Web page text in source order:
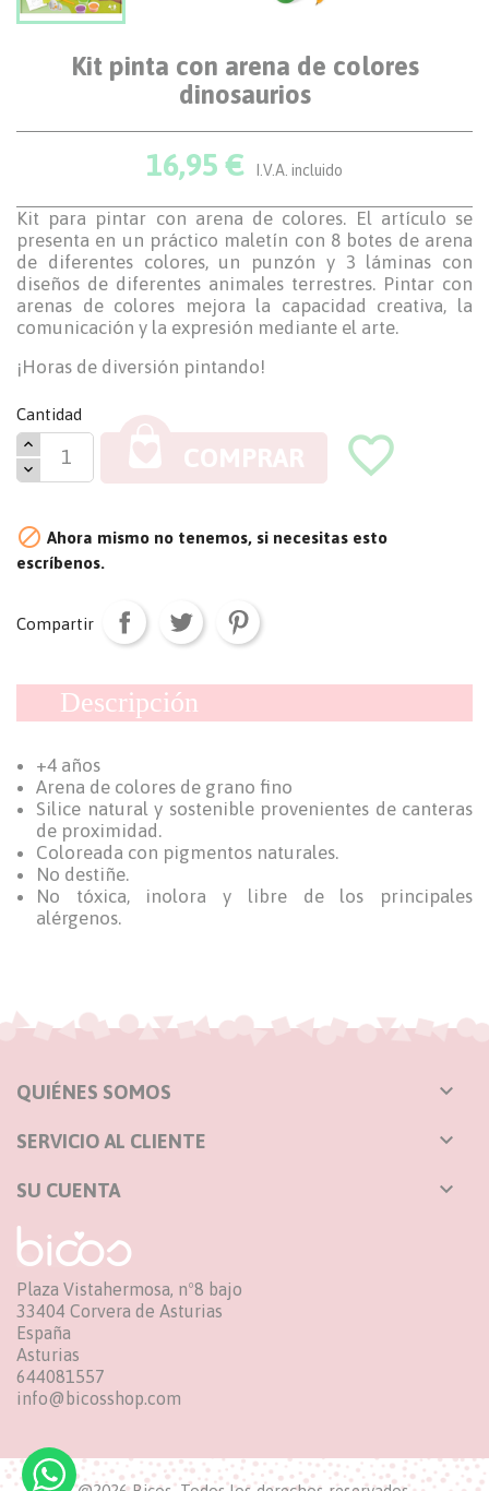
Kit pinta con arena de colores
dinosaurios
16,95 € I.V.A. incluido
Kit para pintar con arena de colores. El artículo se
presenta en un práctico maletín con 8 botes de arena
de diferentes colores, un punzón y 3 láminas con
diseños de diferentes animales terrestres. Pintar con
arenas de colores mejora la capacidad creativa, la
comunicación y la expresión mediante el arte.
¡Horas de diversión pintando!
Cantidad
COMPRAR favorite_border
 Ahora mismo no tenemos, si necesitas esto
escríbenos.
Compartir
Descripción
+4 años
Arena de colores de grano fino
Silice natural y sostenible provenientes de canteras
de proximidad.
Coloreada con pigmentos naturales.
No destiñe.
No tóxica, inolora y libre de los principales
alérgenos.
QUIÉNES SOMOS 
SERVICIO AL CLIENTE 
SU CUENTA 
Plaza Vistahermosa, nº8 bajo
33404 Corvera de Asturias
España
Asturias
644081557
info@bicosshop.com